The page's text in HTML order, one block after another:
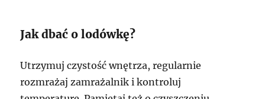
Jak dbać o lodówkę?
Utrzymuj czystość wnętrza, regularnie
rozmrażaj zamrażalnik i kontroluj